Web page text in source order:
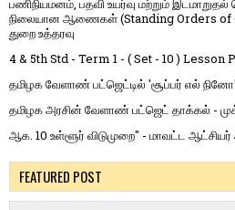
பணிநியமனம், பதவி உயர்வு மற்றும்
நிலையான ஆணைகள் (Standing Orders
துறை உத்தரவு
4 & 5th Std - Term 1 - ( Set - 10 ) Lesson
தமிழக வேளாண் பட்ஜெட்டில் 'சூப்பர் எல்
தமிழக அரசின் வேளாண் பட்ஜெட் தாக்கல் -
ஆக. 10 உள்ளூர் விடுமுறை" - மாவட்ட ஆட்சியர்
FEATURED POST